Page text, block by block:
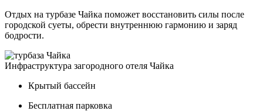
Отдых на турбазе Чайка поможет восстановить силы после
городской суеты, обрести внутреннюю гармонию и заряд
бодрости.
Инфраструктура загородного отеля Чайка
Крытый бассейн
Бесплатная парковка